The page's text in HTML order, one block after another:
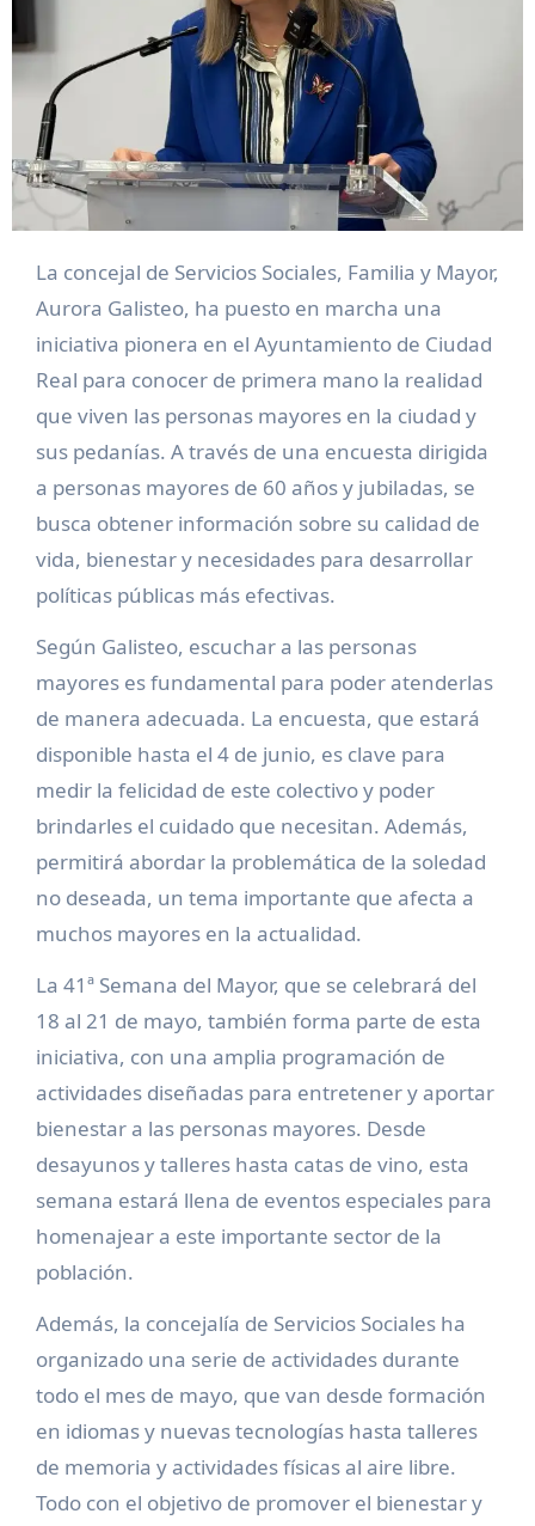
La concejal de Servicios Sociales, Familia y Mayor,
Aurora Galisteo, ha puesto en marcha una
iniciativa pionera en el Ayuntamiento de Ciudad
Real para conocer de primera mano la realidad
que viven las personas mayores en la ciudad y
sus pedanías. A través de una encuesta dirigida
a personas mayores de 60 años y jubiladas, se
busca obtener información sobre su calidad de
vida, bienestar y necesidades para desarrollar
políticas públicas más efectivas.
Según Galisteo, escuchar a las personas
mayores es fundamental para poder atenderlas
de manera adecuada. La encuesta, que estará
disponible hasta el 4 de junio, es clave para
medir la felicidad de este colectivo y poder
brindarles el cuidado que necesitan. Además,
permitirá abordar la problemática de la soledad
no deseada, un tema importante que afecta a
muchos mayores en la actualidad.
La 41ª Semana del Mayor, que se celebrará del
18 al 21 de mayo, también forma parte de esta
iniciativa, con una amplia programación de
actividades diseñadas para entretener y aportar
bienestar a las personas mayores. Desde
desayunos y talleres hasta catas de vino, esta
semana estará llena de eventos especiales para
homenajear a este importante sector de la
población.
Además, la concejalía de Servicios Sociales ha
organizado una serie de actividades durante
todo el mes de mayo, que van desde formación
en idiomas y nuevas tecnologías hasta talleres
de memoria y actividades físicas al aire libre.
Todo con el objetivo de promover el bienestar y